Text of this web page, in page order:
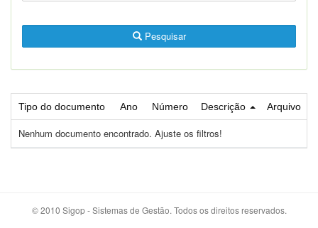
Pesquisar
Tipo do documento Ano Número Descrição Arquivo
Nenhum documento encontrado. Ajuste os filtros!
© 2010 Sigop - Sistemas de Gestão. Todos os direitos reservados.